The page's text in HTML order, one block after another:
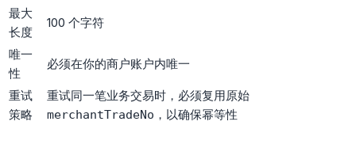
最大
长度
100 个字符
唯一
性
必须在你的商户账户内唯一
重试
策略
重试同一笔业务交易时，必须复用原始
merchantTradeNo ，以确保幂等性